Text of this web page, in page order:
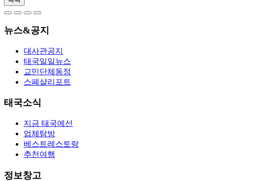
뉴스&공지
대사관공지
태국일일뉴스
교민단체동정
스페샬리포트
태국소식
지금 태국에선
업체탐방
베스트레스토랑
추천여행
정보창고